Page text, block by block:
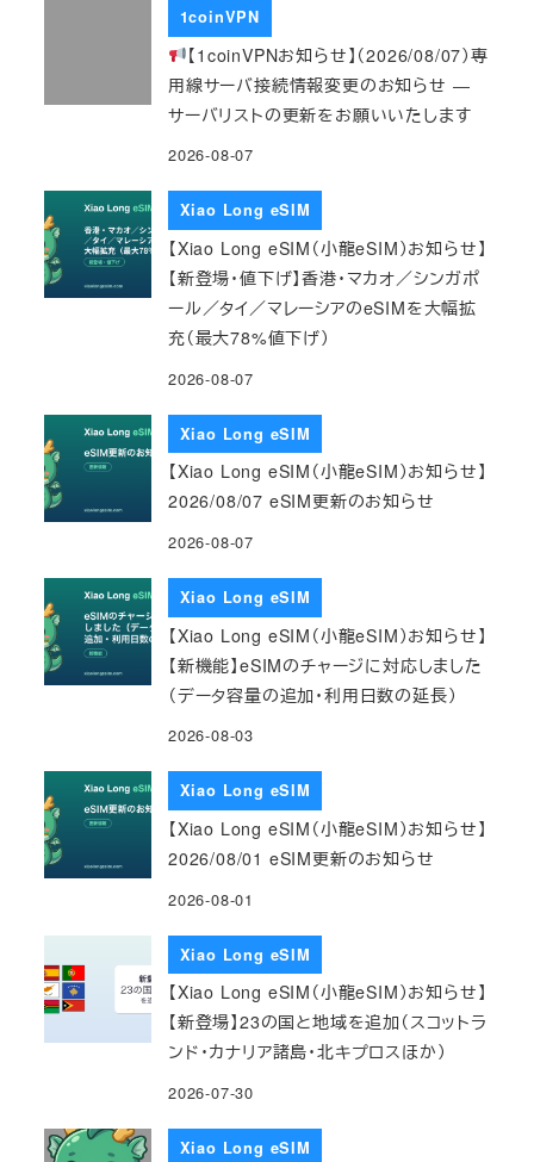
1coinVPN
【1coinVPNお知らせ】（2026/08/07）専
用線サーバ接続情報変更のお知らせ ―
サーバリストの更新をお願いいたします
2026-08-07
Xiao Long eSIM
【Xiao Long eSIM（小龍eSIM）お知らせ】
【新登場・値下げ】香港・マカオ／シンガポ
ール／タイ／マレーシアのeSIMを大幅拡
充（最大78%値下げ）
2026-08-07
Xiao Long eSIM
【Xiao Long eSIM（小龍eSIM）お知らせ】
2026/08/07 eSIM更新のお知らせ
2026-08-07
Xiao Long eSIM
【Xiao Long eSIM（小龍eSIM）お知らせ】
【新機能】eSIMのチャージに対応しました
（データ容量の追加・利用日数の延長）
2026-08-03
Xiao Long eSIM
【Xiao Long eSIM（小龍eSIM）お知らせ】
2026/08/01 eSIM更新のお知らせ
2026-08-01
Xiao Long eSIM
【Xiao Long eSIM（小龍eSIM）お知らせ】
【新登場】23の国と地域を追加（スコットラ
ンド・カナリア諸島・北キプロスほか）
2026-07-30
Xiao Long eSIM